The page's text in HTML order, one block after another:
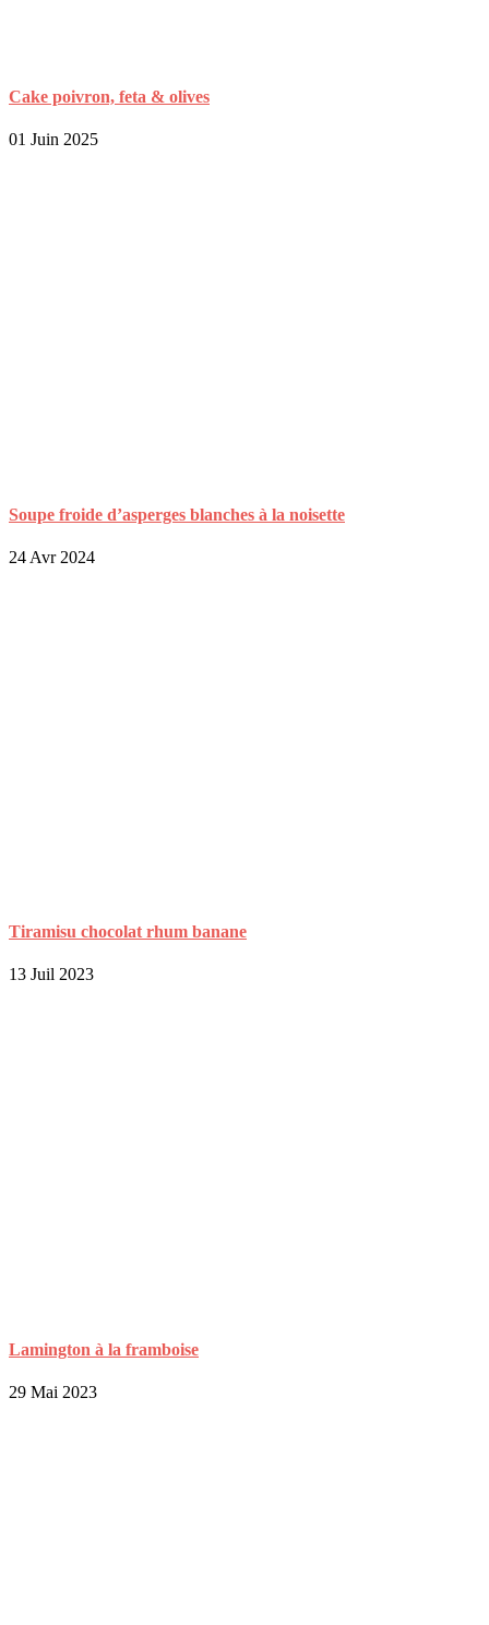
Cake poivron, feta & olives
01 Juin 2025
Soupe froide d’asperges blanches à la noisette
24 Avr 2024
Tiramisu chocolat rhum banane
13 Juil 2023
Lamington à la framboise
29 Mai 2023